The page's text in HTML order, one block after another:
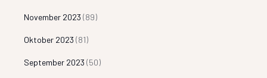
November 2023 (89)
Oktober 2023 (81)
September 2023 (50)